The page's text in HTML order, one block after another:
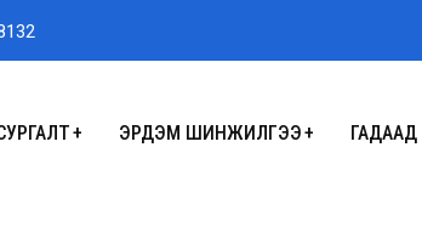
ЭРДЭМ ШИНЖИЛГЭЭ